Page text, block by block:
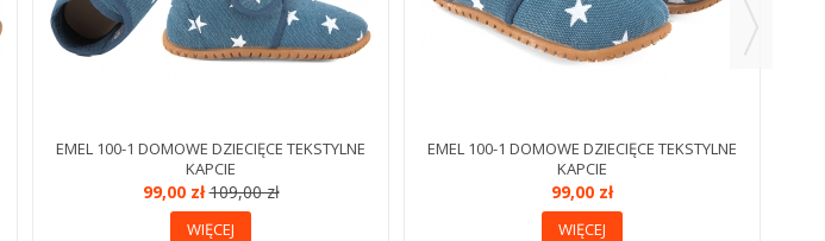
EMEL 100-1 DOMOWE DZIECIĘCE TEKSTYLNE
KAPCIE
99,00 zł109,00 zł
WIĘCEJ
EMEL 100-1 DOMOWE DZIECIĘCE TEKSTYLNE
KAPCIE
99,00 zł
WIĘCEJ